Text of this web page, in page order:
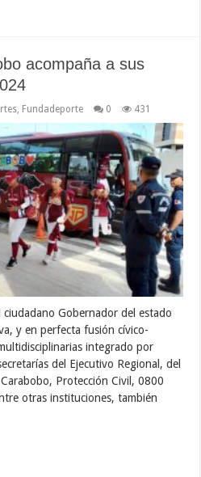
acompaña a sus
, Fundadeporte 0 431
Gobernador del estado
y en perfecta fusión cívico-
integrado por
del Ejecutivo Regional, del
Protección Civil, 0800
otras instituciones, también